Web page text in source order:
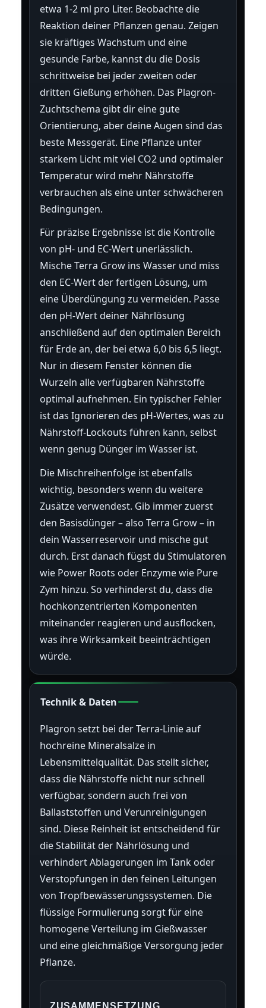
etwa 1-2 ml pro Liter. Beobachte die
Reaktion deiner Pflanzen genau. Zeigen
sie kräftiges Wachstum und eine
gesunde Farbe, kannst du die Dosis
schrittweise bei jeder zweiten oder
dritten Gießung erhöhen. Das Plagron-
Zuchtschema gibt dir eine gute
Orientierung, aber deine Augen sind das
beste Messgerät. Eine Pflanze unter
starkem Licht mit viel CO2 und optimaler
Temperatur wird mehr Nährstoffe
verbrauchen als eine unter schwächeren
Bedingungen.
Für präzise Ergebnisse ist die Kontrolle
von pH- und EC-Wert unerlässlich.
Mische Terra Grow ins Wasser und miss
den EC-Wert der fertigen Lösung, um
eine Überdüngung zu vermeiden. Passe
den pH-Wert deiner Nährlösung
anschließend auf den optimalen Bereich
für Erde an, der bei etwa 6,0 bis 6,5 liegt.
Nur in diesem Fenster können die
Wurzeln alle verfügbaren Nährstoffe
optimal aufnehmen. Ein typischer Fehler
ist das Ignorieren des pH-Wertes, was zu
Nährstoff-Lockouts führen kann, selbst
wenn genug Dünger im Wasser ist.
Die Mischreihenfolge ist ebenfalls
wichtig, besonders wenn du weitere
Zusätze verwendest. Gib immer zuerst
den Basisdünger – also Terra Grow – in
dein Wasserreservoir und mische gut
durch. Erst danach fügst du Stimulatoren
wie Power Roots oder Enzyme wie Pure
Zym hinzu. So verhinderst du, dass die
hochkonzentrierten Komponenten
miteinander reagieren und ausflocken,
was ihre Wirksamkeit beeinträchtigen
würde.
Technik & Daten
Plagron setzt bei der Terra-Linie auf
hochreine Mineralsalze in
Lebensmittelqualität. Das stellt sicher,
dass die Nährstoffe nicht nur schnell
verfügbar, sondern auch frei von
Ballaststoffen und Verunreinigungen
sind. Diese Reinheit ist entscheidend für
die Stabilität der Nährlösung und
verhindert Ablagerungen im Tank oder
Verstopfungen in den feinen Leitungen
von Tropfbewässerungssystemen. Die
flüssige Formulierung sorgt für eine
homogene Verteilung im Gießwasser
und eine gleichmäßige Versorgung jeder
Pflanze.
ZUSAMMENSETZUNG